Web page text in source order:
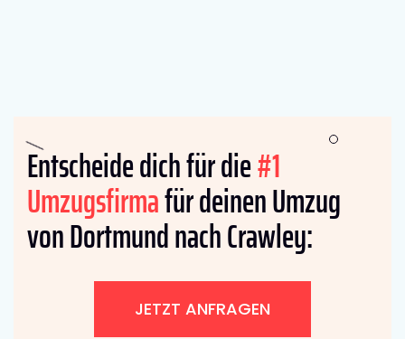
Entscheide dich für die#1
Umzugsfirmafür deinen Umzug
von Dortmund nach Crawley:
JETZT ANFRAGEN